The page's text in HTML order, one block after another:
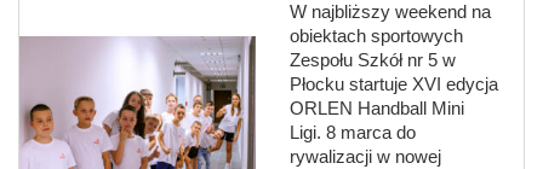
W najbliższy weekend na
obiektach sportowych
Zespołu Szkół nr 5 w
Płocku startuje XVI edycja
ORLEN Handball Mini
Ligi. 8 marca do
rywalizacji w nowej